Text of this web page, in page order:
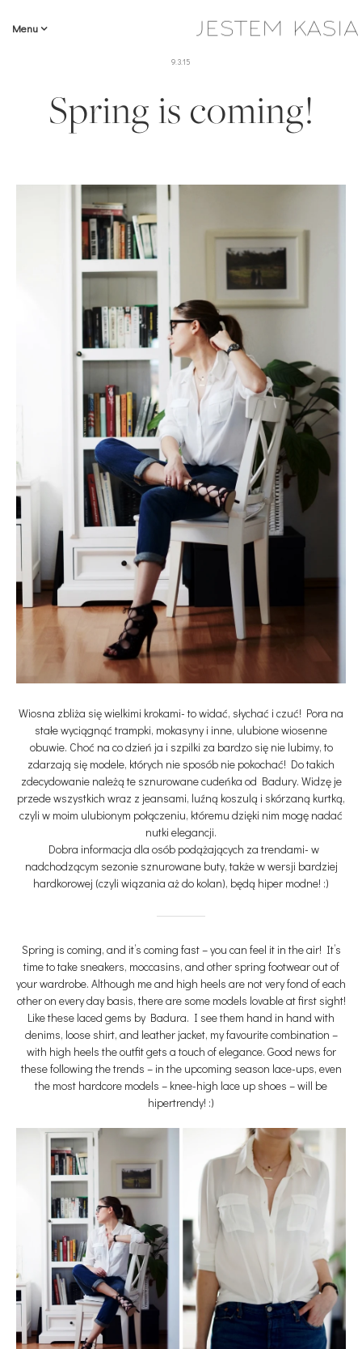
Menu
9.3.15
Spring is coming!
Wiosna zbliża się wielkimi krokami- to widać, słychać i czuć! Pora na
stałe wyciągnąć trampki, mokasyny i inne, ulubione wiosenne
obuwie. Choć na co dzień ja i szpilki za bardzo się nie lubimy, to
zdarzają się modele, których nie sposób nie pokochać! Do takich
zdecydowanie należą te sznurowane cudeńka od Badury. Widzę je
przede wszystkich wraz z jeansami, luźną koszulą i skórzaną kurtką,
czyli w moim ulubionym połączeniu, któremu dzięki nim mogę nadać
nutki elegancji.
Dobra informacja dla osób podążających za trendami- w
nadchodzącym sezonie sznurowane buty, także w wersji bardziej
hardkorowej (czyli wiązania aż do kolan), będą hiper modne! :)
Spring is coming, and it’s coming fast – you can feel it in the air! It’s
time to take sneakers, moccasins, and other spring footwear out of
your wardrobe. Although me and high heels are not very fond of each
other on every day basis, there are some models lovable at first sight!
Like these laced gems by Badura. I see them hand in hand with
denims, loose shirt, and leather jacket, my favourite combination –
with high heels the outfit gets a touch of elegance. Good news for
these following the trends – in the upcoming season lace-ups, even
the most hardcore models – knee-high lace up shoes – will be
hipertrendy! :)